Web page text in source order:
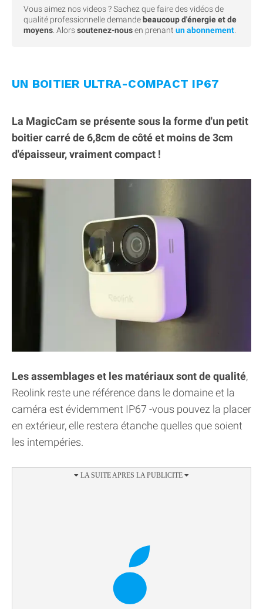
Vous aimez nos videos ? Sachez que faire des vidéos de
qualité professionnelle demande beaucoup d'énergie et de
moyens . Alorssoutenez-nousen prenant un abonnement
UN BOITIER ULTRA-COMPACT IP67
La MagicCam se présente sous la forme d'un petit
boitier carré de 6,8cm de côté et moins de 3cm
d'épaisseur, vraiment compact !
Les assemblages et les matériaux sont de qualité,
Reolink reste une référence dans le domaine et la
caméra est évidemment IP67 -vous pouvez la placer
en extérieur, elle restera étanche quelles que soient
les intempéries.